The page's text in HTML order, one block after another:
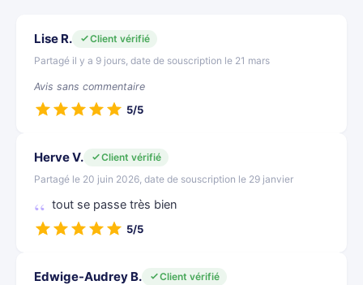
Lise R.
Client vérifié
Partagé il y a 9 jours, date de souscription le 21 mars
Avis sans commentaire
5/5
Herve V.
Client vérifié
Partagé le 20 juin 2026, date de souscription le 29 janvier
tout se passe très bien
5/5
Edwige-Audrey B.
Client vérifié